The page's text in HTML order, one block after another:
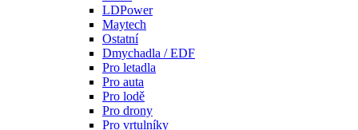
LDPower
Maytech
Ostatní
Dmychadla / EDF
Pro letadla
Pro auta
Pro lodě
Pro drony
Pro vrtulníky